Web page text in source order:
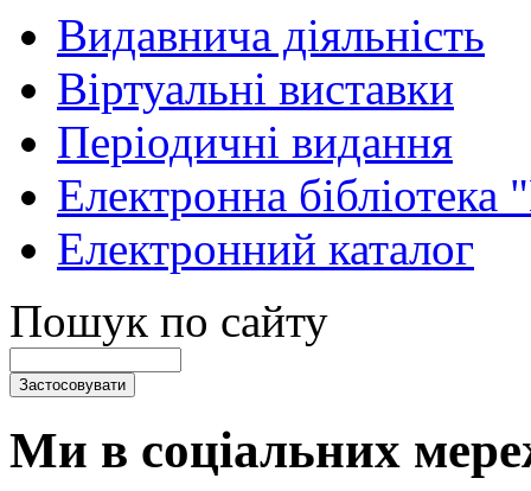
Видавнича діяльність
Віртуальні виставки
Періодичні видання
Електронна
Електронний каталог
Пошук по сайту
Ми в соціальних